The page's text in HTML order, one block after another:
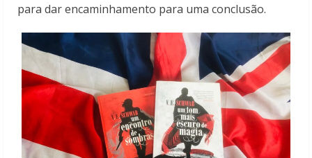
para dar encaminhamento para uma conclusão.